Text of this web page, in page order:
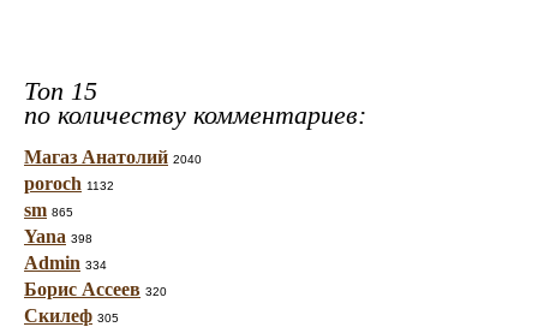
Топ 15
по количеству комментариев:
Магаз Анатолий 2040
poroch 1132
sm 865
Yana 398
Admin 334
Борис Ассеев 320
Скилеф 305